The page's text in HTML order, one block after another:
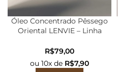
Óleo Concentrado Pêssego
Oriental LENVIE – Linha
R$
ou 10x de R$7,90